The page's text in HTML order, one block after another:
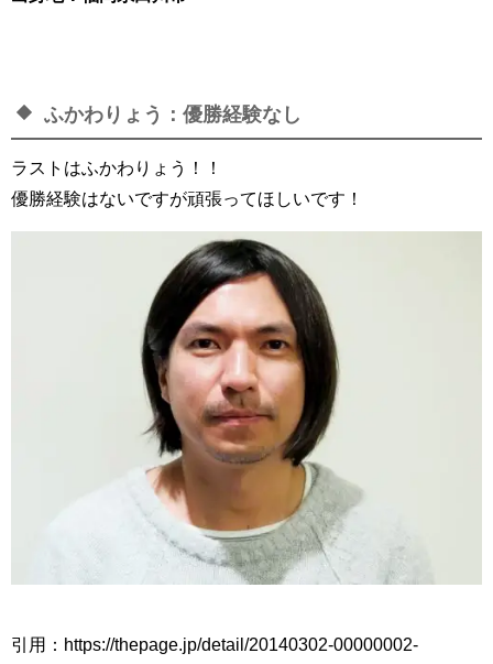
ふかわりょう：優勝経験なし
ラストはふかわりょう！！
優勝経験はないですが頑張ってほしいです！
引用：https://thepage.jp/detail/20140302-00000002-